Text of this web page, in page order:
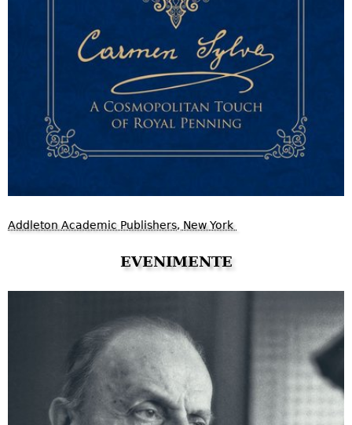
Addleton Academic Publishers, New York
EVENIMENTE